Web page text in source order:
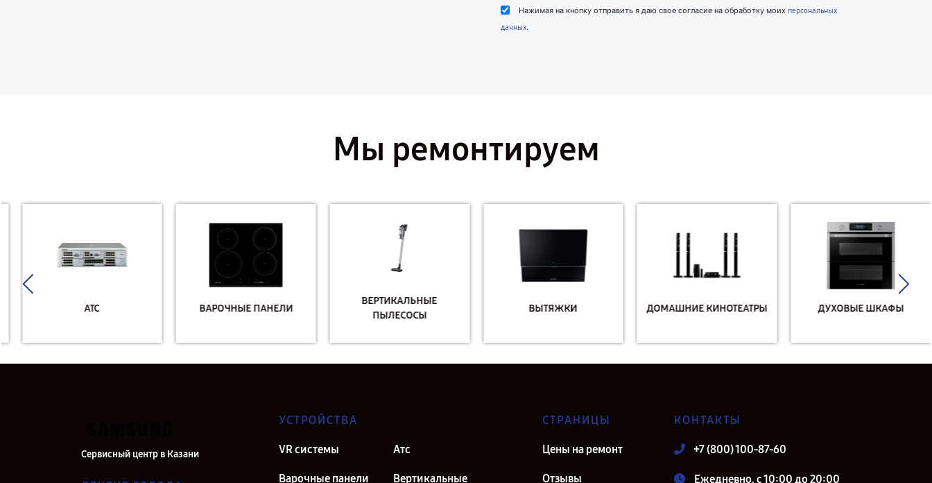
Нажимая на кнопку отправить я даю свое согласие на обработку моих персональных
данных.
Мы ремонтируем
АТС ВАРОЧНЫЕ ПАНЕЛИ
ВЕРТИКАЛЬНЫЕ
ПЫЛЕСОСЫ
ВЫТЯЖКИ ДОМАШНИЕ КИНОТЕАТРЫ ДУХОВЫЕ ШКАФЫ
Сервисный центр в Казани
УСТРОЙСТВА
VR системы Атс
Варочные панели Вертикальные
СТРАНИЦЫ
Цены на ремонт
Отзывы
КОНТАКТЫ
+7 (800) 100-87-60
Ежедневно, с 10:00 до 20:00